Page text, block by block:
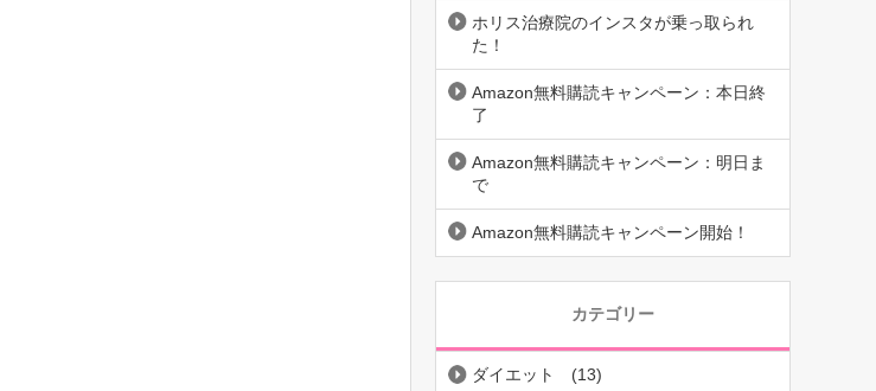
ホリス治療院のインスタが乗っ取られ
た！
Amazon無料購読キャンペーン：本日終
了
Amazon無料購読キャンペーン：明日ま
で
Amazon無料購読キャンペーン開始！
カテゴリー
ダイエット (13)